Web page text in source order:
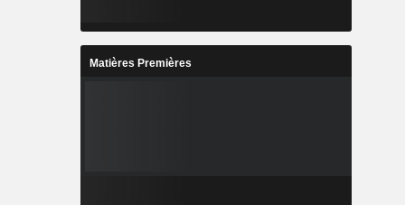
Matières Premières